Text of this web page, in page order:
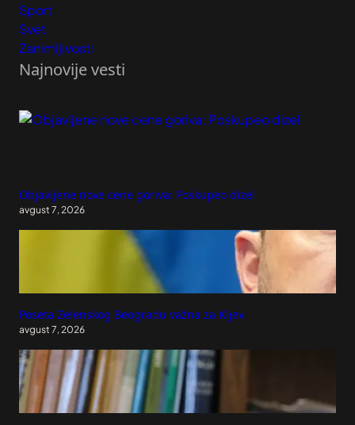
Sport
Svet
Zanimljivosti
Najnovije vesti
Objavljene nove cene goriva: Poskupeo dizel
avgust 7, 2026
Poseta Zelenskog Beogradu važna za Kijev
avgust 7, 2026